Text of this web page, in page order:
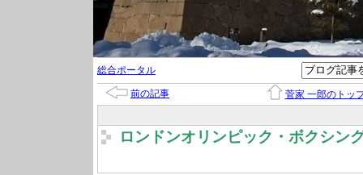
総合ポータル
前の記事 菅家 一郎のトッ
ロンドンオリンピック・ボクシン